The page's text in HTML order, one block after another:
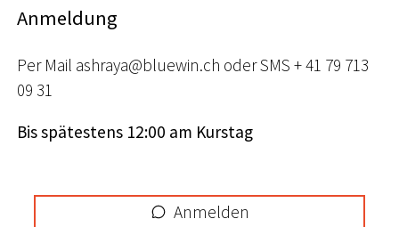
Anmeldung
Per Mail ashraya@bluewin.ch oder SMS + 41 79 713
09 31
Bis spätestens 12:00 am Kurstag
Anmelden